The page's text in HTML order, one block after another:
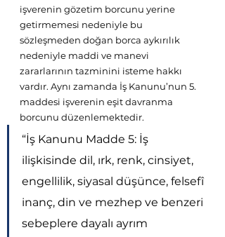
işverenin gözetim borcunu yerine
getirmemesi nedeniyle bu
sözleşmeden doğan borca aykırılık
nedeniyle maddi ve manevi
zararlarının tazminini isteme hakkı
vardır. Aynı zamanda İş Kanunu’nun 5.
maddesi işverenin eşit davranma
borcunu düzenlemektedir.
“İş Kanunu Madde 5: İş
ilişkisinde dil, ırk, renk, cinsiyet,
engellilik, siyasal düşünce, felsefî
inanç, din ve mezhep ve benzeri
sebeplere dayalı ayrım